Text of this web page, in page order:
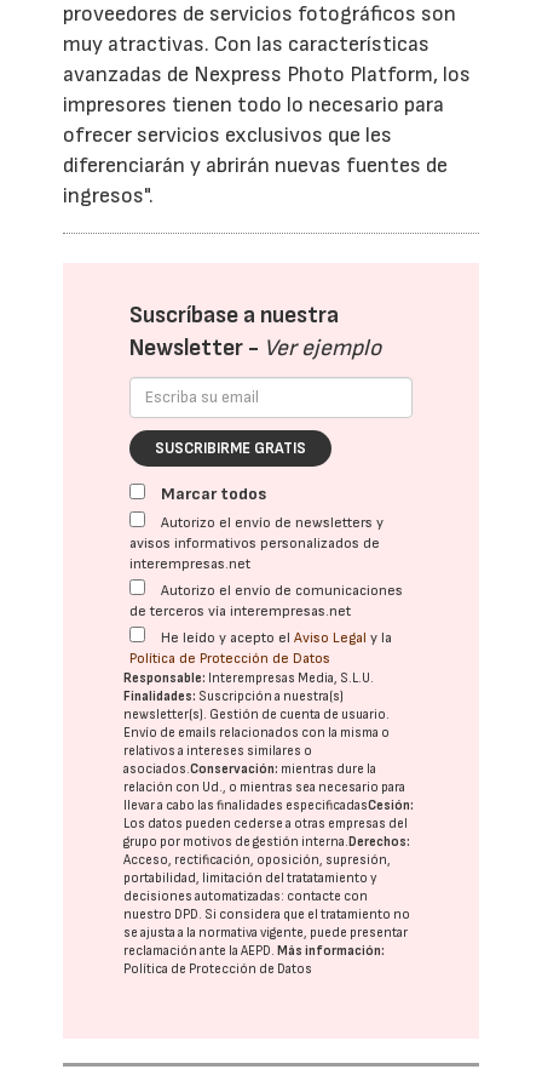
proveedores de servicios fotográficos son
muy atractivas. Con las características
avanzadas de Nexpress Photo Platform, los
impresores tienen todo lo necesario para
ofrecer servicios exclusivos que les
diferenciarán y abrirán nuevas fuentes de
ingresos".
Suscríbase a nuestra
Newsletter - Ver ejemplo
SUSCRIBIRME GRATIS
Marcar todos
Autorizo el envío de newsletters y
avisos informativos personalizados de
interempresas.net
Autorizo el envío de comunicaciones
de terceros vía interempresas.net
He leído y acepto elAviso Legal y la
Política de Protección de Datos
Responsable: Interempresas Media, S.L.U.
Finalidades: Suscripción a nuestra(s)
newsletter(s). Gestión de cuenta de usuario.
Envío de emails relacionados con la misma o
relativos a intereses similares o
asociados.Conservación: mientras dure la
relación con Ud., o mientras sea necesario para
llevar a cabo las finalidades especificadasCesión:
Los datos pueden cederse a otras empresas del
grupo por motivos de gestión interna.Derechos:
Acceso, rectificación, oposición, supresión,
portabilidad, limitación del tratatamiento y
decisiones automatizadas: contacte con
nuestro DPD. Si considera que el tratamiento no
se ajusta a la normativa vigente, puede presentar
reclamación ante laAEPD.Más información:
Política de Protección de Datos